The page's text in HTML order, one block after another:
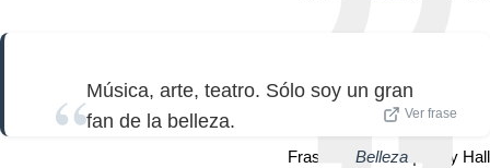
Música, arte, teatro. Sólo soy un gran
fan de la belleza.
Ver frase
Frase de Belleza | Jerry Hall